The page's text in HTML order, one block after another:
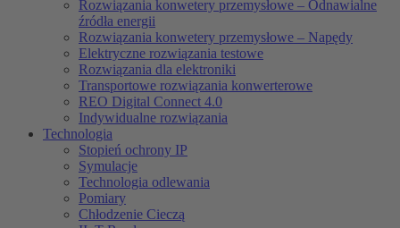
Rozwiązania konwetery przemysłowe – Odnawialne
źródła energii
Rozwiązania konwetery przemysłowe – Napędy
Elektryczne rozwiązania testowe
Rozwiązania dla elektroniki
Transportowe rozwiązania konwerterowe
REO Digital Connect 4.0
Indywidualne rozwiązania
Technologia
Stopień ochrony IP
Symulacje
Technologia odlewania
Pomiary
Chłodzenie Cieczą